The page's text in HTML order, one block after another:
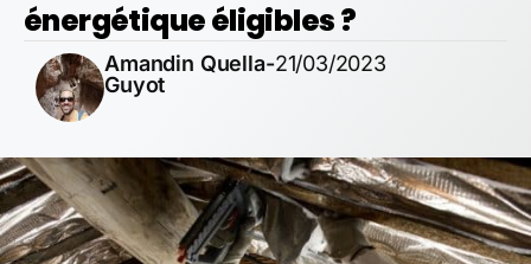
énergétique éligibles ?
Amandin Quella-
Guyot
21/03/2023